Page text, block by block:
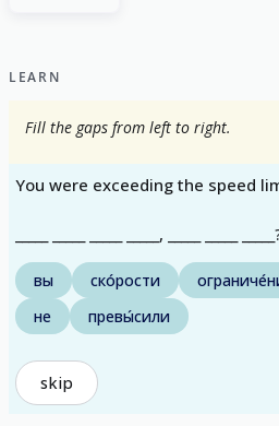
LEARN
Fill the gaps from left to right.
You were exceeding the speed
_____ _____ _____ _____, _____ _____
вы ско́рости
не
превы́сили
skip